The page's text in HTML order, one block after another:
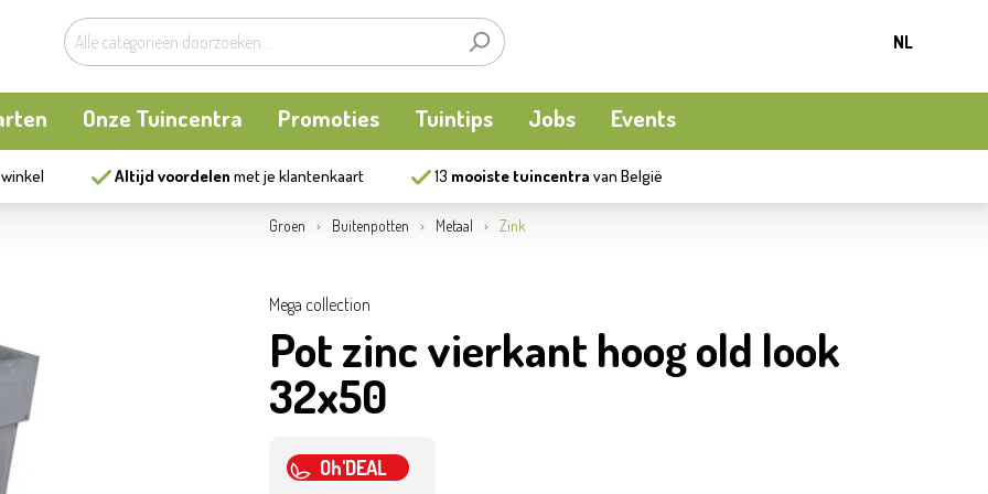
NL
Onze Tuincentra Promoties Tuintips Jobs Events
Kamerplanten
Tuininrichting Beschermen
Bestrijding
Kweekaccessoires
Kooi-en natuurvogels
Terrasverwarming
Homewear Apéro moment
Altijd voordelen met je klantenkaart 13 mooiste tuincentra van België
Groen Buitenpotten Metaal Zink
Mega collection
Pot zinc vierkant hoog old look
32x50
Oh'DEAL